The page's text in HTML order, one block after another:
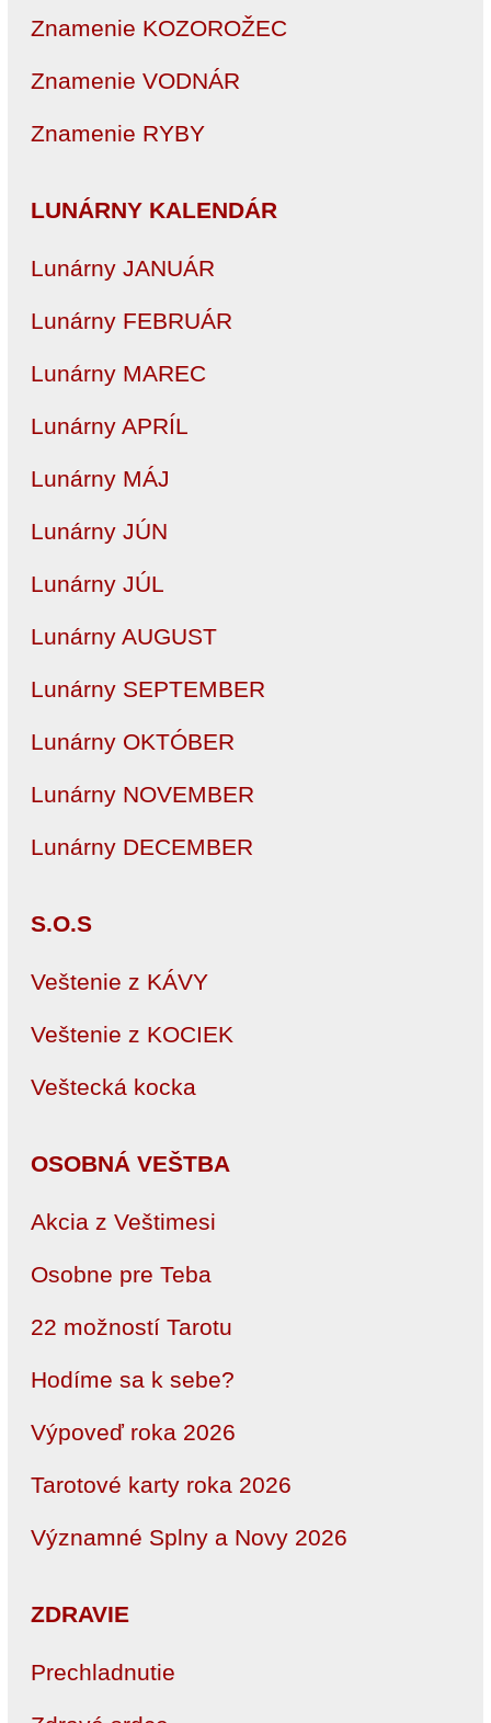
Znamenie KOZOROŽEC
Znamenie VODNÁR
Znamenie RYBY
LUNÁRNY KALENDÁR
Lunárny JANUÁR
Lunárny FEBRUÁR
Lunárny MAREC
Lunárny APRÍL
Lunárny MÁJ
Lunárny JÚN
Lunárny JÚL
Lunárny AUGUST
Lunárny SEPTEMBER
Lunárny OKTÓBER
Lunárny NOVEMBER
Lunárny DECEMBER
S.O.S
Veštenie z KÁVY
Veštenie z KOCIEK
Veštecká kocka
OSOBNÁ VEŠTBA
Akcia z Veštimesi
Osobne pre Teba
22 možností Tarotu
Hodíme sa k sebe?
Výpoveď roka 2026
Tarotové karty roka 2026
Významné Splny a Novy 2026
ZDRAVIE
Prechladnutie